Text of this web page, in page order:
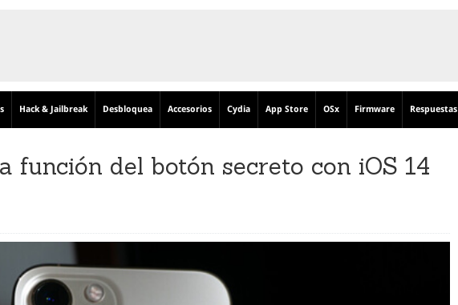
Hack & Jailbreak Desbloquea Accesorios Cydia App Store OSx Firmware Respuestas
función del botón secreto con iOS 14